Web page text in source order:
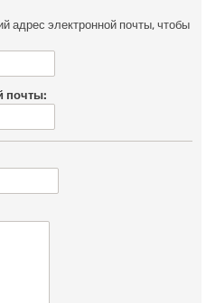
адрес электронной почты, чтобы
почты: